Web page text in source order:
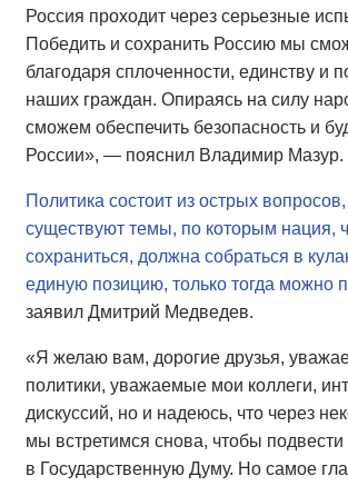
Россия проходит через серьезные
Победить и сохранить Россию мы
благодаря сплоченности, единству и
наших граждан. Опираясь на силу
сможем обеспечить безопасность и
России», — пояснил Владимир Мазур.
Политика состоит из острых
существуют темы, по которым нация,
сохраниться, должна собраться в
единую позицию, только тогда можно
заявил Дмитрий Медведев.
«Я желаю вам, дорогие друзья,
политики, уважаемые мои коллеги,
дискуссий, но и надеюсь, что через
мы встретимся снова, чтобы
в Государственную Думу. Но самое